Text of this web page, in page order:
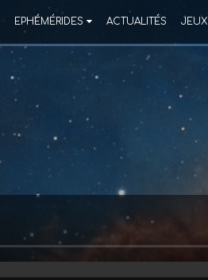
EPHÉMÉRIDES ACTUALITÉS JEUX